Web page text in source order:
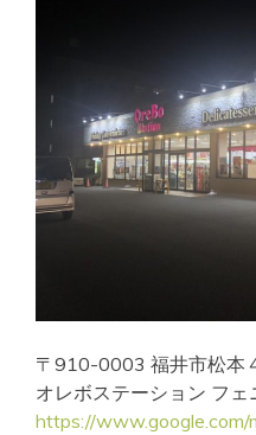
〒910-0003 福井市松
オレボステーション フェ
https://www.google.com/